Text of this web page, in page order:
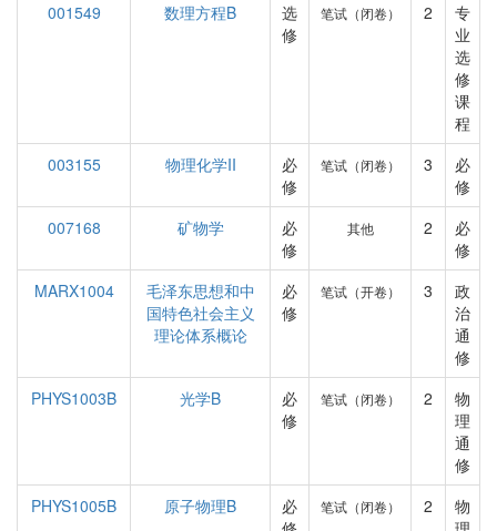
001549 数理方程B
选
修
笔试（闭卷） 2
专
业
选
修
课
程
003155
物理化学II
必
修
笔试（闭卷） 3
必
修
007168
矿物学
必
修
其他 2
必
修
MARX1004
毛泽东思想和中
国特色社会主义
理论体系概论
必
修
笔试（开卷） 3
政
治
通
修
PHYS1003B
光学B
必
修
笔试（闭卷） 2
物
理
通
修
PHYS1005B
原子物理B
必
笔试（闭卷） 2
物